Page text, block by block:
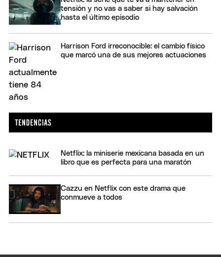
tensión y no vas a saber si hay salvación
hasta el último episodio
Harrison Ford irreconocible: el cambio físico
que marcó una de sus mejores actuaciones
Netflix: la miniserie mexicana basada en un
libro que es perfecta para una maratón
Cazzu en Netflix con este drama que
conmueve a todos